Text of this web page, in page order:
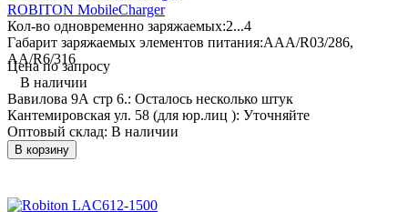
ROBITON MobileCharger
Кол-во одновременно заряжаемых:2...4
Габарит заряжаемых элементов питания:AAA/R03/286,
AA/R6/316
Цена по запросу
В наличии
Вавилова 9А стр 6.: Осталось несколько штук
Кантемировская ул. 58 (для юр.лиц ): Уточняйте
Оптовый склад: В наличии
В корзину